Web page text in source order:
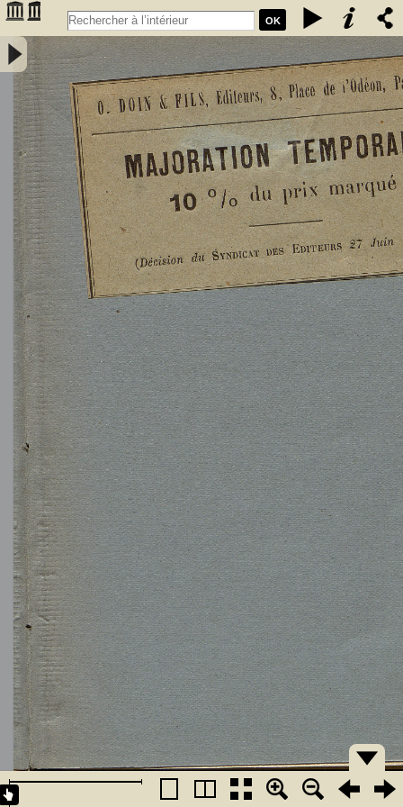
OK
L'Astronomie, observations, théorie et vulgarisation générale / par
Marcel Moye,... - Moye, Marcel (1873-1939). Auteur